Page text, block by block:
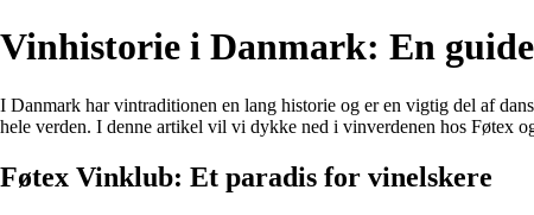
Vinhistorie i Danmark: En
I Danmark har vintraditionen en lang historie og er en vigtig del af
hele verden. I denne artikel vil vi dykke ned i vinverdenen hos Føtex
Føtex Vinklub: Et paradis for vinelskere